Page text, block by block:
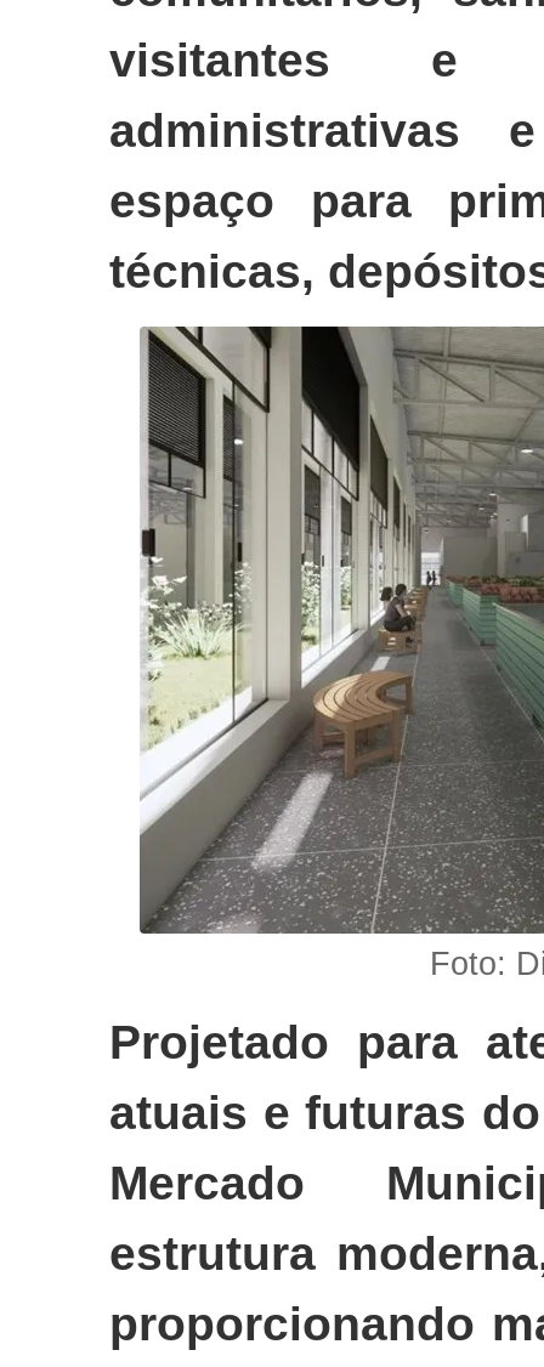
visitantes e
administrativas
espaço para
técnicas,
Foto:
Projetado para
atuais e futuras
Mercado
estrutura
proporcionando